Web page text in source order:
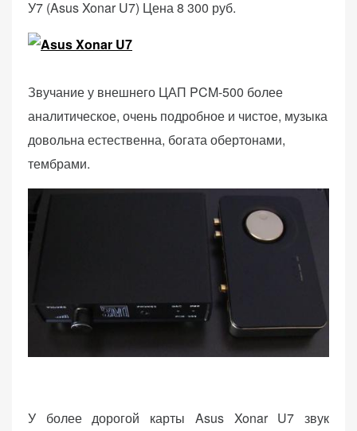
У7 (Asus Xonar U7) Цена 8 300 руб.
Звучание у внешнего ЦАП PCM-500 более
аналитическое, очень подробное и чистое, музыка
довольна естественна, богата обертонами,
тембрами.
У более дорогой карты Asus Xonar U7 звук